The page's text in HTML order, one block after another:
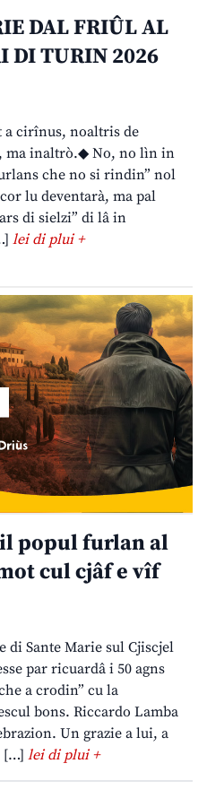
DAL FRIÛL AL
DI TURIN 2026
a cirînus, noaltris de
ma inaltrò.◆ No, no lìn in
che no si rindin” nol
lu deventarà, ma pal
di sielzi” di lâ in
lei di plui +
popul furlan al
cul cjâf e vîf
di Sante Marie sul Cjiscjel
par ricuardâ i 50 agns
a crodin” cu la
bons. Riccardo Lamba
Un grazie a lui, a
[…] lei di plui +